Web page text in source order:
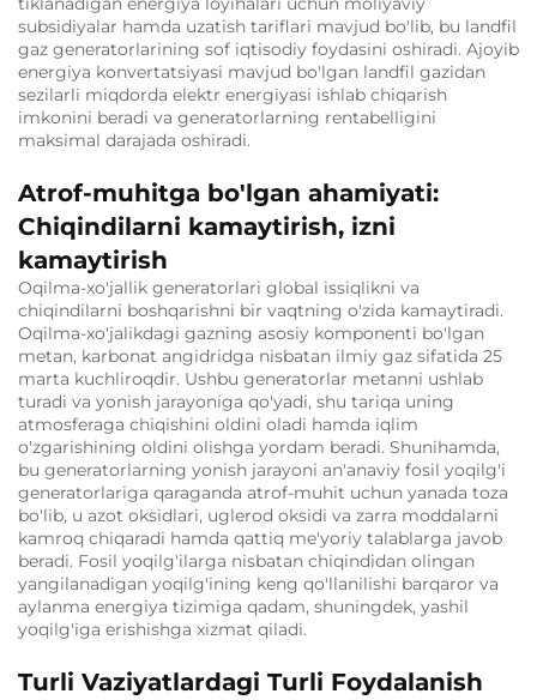
subsidiyalar hamda uzatish tariflari mavjud bo'lib, bu landfil
gaz generatorlarining sof iqtisodiy foydasini oshiradi. Ajoyib
energiya konvertatsiyasi mavjud bo'lgan landfil gazidan
sezilarli miqdorda elektr energiyasi ishlab chiqarish
imkonini beradi va generatorlarning rentabelligini
maksimal darajada oshiradi.
Atrof-muhitga bo'lgan ahamiyati:
Chiqindilarni kamaytirish, izni
kamaytirish
Oqilma-xo'jallik generatorlari global issiqlikni va
chiqindilarni boshqarishni bir vaqtning o'zida kamaytiradi.
Oqilma-xo'jalikdagi gazning asosiy komponenti bo'lgan
metan, karbonat angidridga nisbatan ilmiy gaz sifatida 25
marta kuchliroqdir. Ushbu generatorlar metanni ushlab
turadi va yonish jarayoniga qo'yadi, shu tariqa uning
atmosferaga chiqishini oldini oladi hamda iqlim
o'zgarishining oldini olishga yordam beradi. Shunihamda,
bu generatorlarning yonish jarayoni an'anaviy fosil yoqilg'i
generatorlariga qaraganda atrof-muhit uchun yanada toza
bo'lib, u azot oksidlari, uglerod oksidi va zarra moddalarni
kamroq chiqaradi hamda qattiq me'yoriy talablarga javob
beradi. Fosil yoqilg'ilarga nisbatan chiqindidan olingan
yangilanadigan yoqilg'ining keng qo'llanilishi barqaror va
aylanma energiya tizimiga qadam, shuningdek, yashil
yoqilg'iga erishishga xizmat qiladi.
Turli Vaziyatlardagi Turli Foydalanish